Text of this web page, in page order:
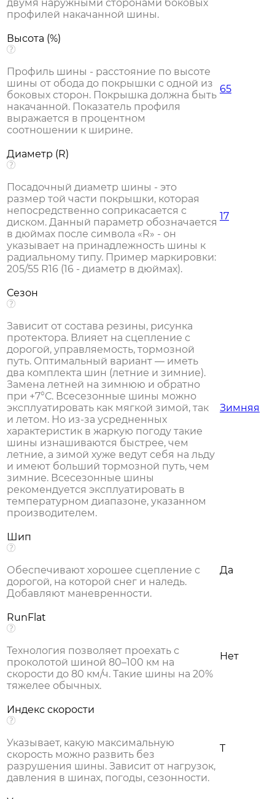
двумя наружными сторонами боковых
профилей накачанной шины.
Высота (%)
Профиль шины - расстояние по высоте
шины от обода до покрышки с одной из
боковых сторон. Покрышка должна быть
накачанной. Показатель профиля
выражается в процентном
соотношении к ширине.
65
Диаметр (R)
Посадочный диаметр шины - это
размер той части покрышки, которая
непосредственно соприкасается с
диском. Данный параметр обозначается
в дюймах после символа «R» - он
указывает на принадлежность шины к
радиальному типу. Пример маркировки:
205/55 R16 (16 - диаметр в дюймах).
17
Сезон
Зависит от состава резины, рисунка
протектора. Влияет на сцепление с
дорогой, управляемость, тормозной
путь. Оптимальный вариант — иметь
два комплекта шин (летние и зимние).
Замена летней на зимнюю и обратно
при +7°С. Всесезонные шины можно
эксплуатировать как мягкой зимой, так
и летом. Но из-за усредненных
характеристик в жаркую погоду такие
шины изнашиваются быстрее, чем
летние, а зимой хуже ведут себя на льду
и имеют больший тормозной путь, чем
зимние. Всесезонные шины
рекомендуется эксплуатировать в
температурном диапазоне, указанном
производителем.
Зимняя
Шип
Обеспечивают хорошее сцепление с
дорогой, на которой снег и наледь.
Добавляют маневренности.
Да
RunFlat
Технология позволяет проехать с
проколотой шиной 80–100 км на
скорости до 80 км/ч. Такие шины на 20%
тяжелее обычных.
Нет
Индекс скорости
Указывает, какую максимальную
скорость можно развить без
разрушения шины. Зависит от нагрузок,
давления в шинах, погоды, сезонности.
T